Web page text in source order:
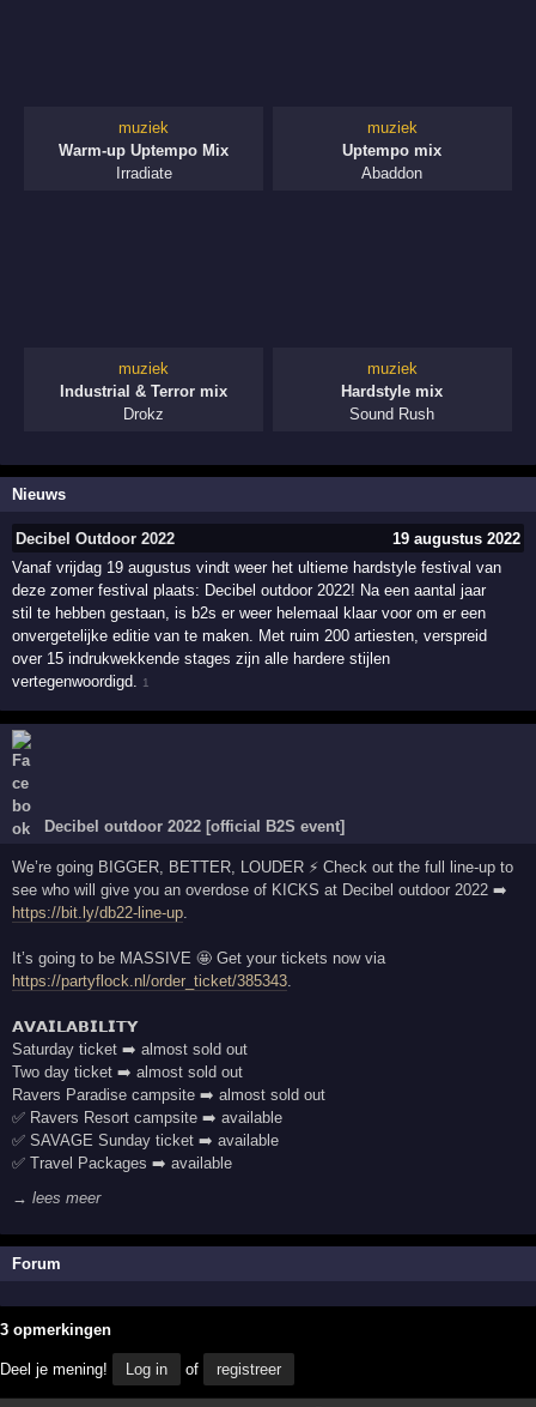
muziek
Warm-up Uptempo Mix
Irradiate
muziek
Uptempo mix
Abaddon
muziek
Industrial & Terror mix
Drokz
muziek
Hardstyle mix
Sound Rush
Nieuws
Decibel Outdoor 2022
19 augustus 2022
Vanaf vrijdag 19 augustus vindt weer het ultieme hardstyle festival van
deze zomer festival plaats: Decibel outdoor 2022! Na een aantal jaar
stil te hebben gestaan, is b2s er weer helemaal klaar voor om er een
onvergetelijke editie van te maken. Met ruim 200 artiesten, verspreid
over 15 indrukwekkende stages zijn alle hardere stijlen
vertegenwoordigd. 1
Decibel outdoor 2022 [official B2S event]
We’re going BIGGER, BETTER, LOUDER ⚡ Check out the full line-up to
see who will give you an overdose of KICKS at Decibel outdoor 2022 ➡️
https://bit.ly/db22-line-up.
It’s going to be MASSIVE 🤩 Get your tickets now via
https://partyflock.nl/order_ticket/385343.
𝗔𝗩𝗔𝗜𝗟𝗔𝗕𝗜𝗟𝗜𝗧𝗬
Saturday ticket ➡️ almost sold out
Two day ticket ➡️ almost sold out
Ravers Paradise campsite ➡️ almost sold out
✅ Ravers Resort campsite ➡️ available
✅ SAVAGE Sunday ticket ➡️ available
✅ Travel Packages ➡️ available
→ lees meer
Forum
3 opmerkingen
Deel je mening! Log in of registreer